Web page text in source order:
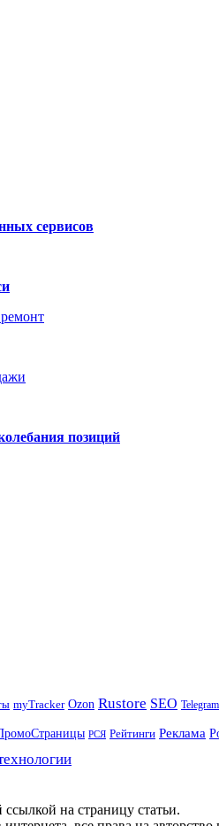
сервисов
позиций
myTracker Ozon Rustore SEO Telegram
РСЯ Рейтинги Реклама
на страницу статьи.